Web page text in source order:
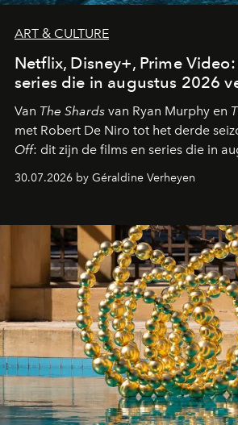
ART & CULTURE
Netflix, Disney+, Prime
series die in augustus 2026
Van The Shards van Ryan Murphy en
met Robert De Niro tot het derde
Off: dit zijn de films en series die in
streamingplatformen verschijnen.
30.07.2026 by Géraldine Verheyen